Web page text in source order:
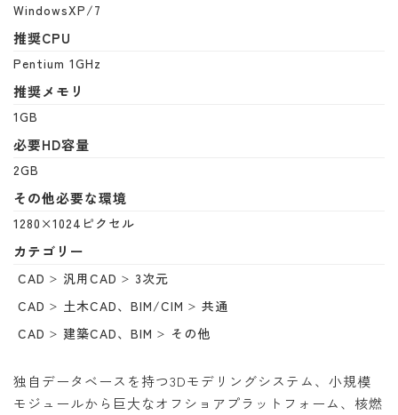
WindowsXP/7
推奨CPU
Pentium 1GHz
推奨メモリ
1GB
必要HD容量
2GB
その他必要な環境
1280×1024ピクセル
カテゴリー
CAD 汎用CAD
3次元
CAD
土木CAD、BIM/CIM
共通
CAD
建築CAD、BIM その他
独自データベースを持つ3Dモデリングシステム、小規模
モジュールから巨大なオフショアプラットフォーム、核燃